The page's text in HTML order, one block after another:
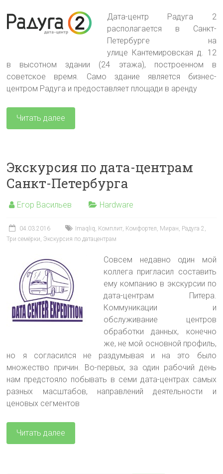
Дата-центр Радуга 2
располагается в Санкт-
Петербурге на
улице Кантемировская д. 12
в высотном здании (24 этажа), построенном в
советское время. Само здание является бизнес-
центром Радуга и предоставляет площади в аренду
Читать далее
Экскурсия по дата-центрам
Санкт-Петербурга
Егор Васильев Hardware
04.03.2016 Imaqliq, Комплит, Комфортел, Миран, Радуга 2 ,
Три семёрки,Экскурсия по датацентрам
Совсем недавно один мой
коллега пригласил составить
ему компанию в экскурсии по
дата-центрам Питера.
Коммуникации и
обслуживание центров
обработки данных, конечно
же, не мой основной профиль,
но я согласился не раздумывая и на это было
множество причин. Во-первых, за один рабочий день
нам предстояло побывать в семи дата-центрах самых
разных масштабов, направлений деятельности и
ценовых сегментов
Читать далее